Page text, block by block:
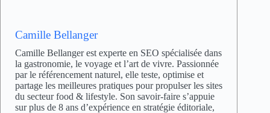
Camille Bellanger
Camille Bellanger est experte en SEO spécialisée dans
la gastronomie, le voyage et l’art de vivre. Passionnée
par le référencement naturel, elle teste, optimise et
partage les meilleures pratiques pour propulser les sites
du secteur food & lifestyle. Son savoir-faire s’appuie
sur plus de 8 ans d’expérience en stratégie éditoriale,